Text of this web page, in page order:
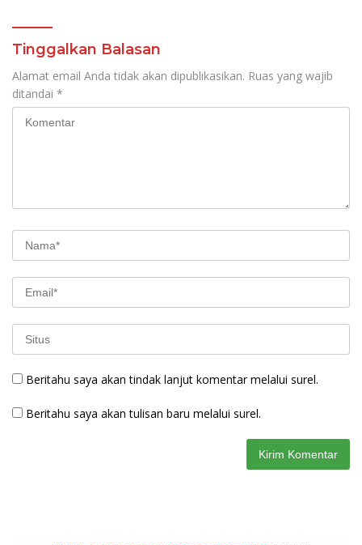
Tinggalkan Balasan
Alamat email Anda tidak akan dipublikasikan. Ruas yang wajib
ditandai *
Beritahu saya akan tindak lanjut komentar melalui surel.
Beritahu saya akan tulisan baru melalui surel.